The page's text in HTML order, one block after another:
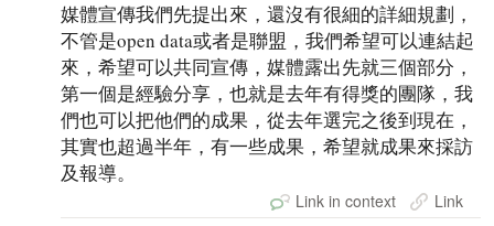
媒體宣傳我們先提出來，還沒有很細的詳細規劃，
不管是open data或者是聯盟，我們希望可以連結起
來，希望可以共同宣傳，媒體露出先就三個部分，
第一個是經驗分享，也就是去年有得獎的團隊，我
們也可以把他們的成果，從去年選完之後到現在，
其實也超過半年，有一些成果，希望就成果來採訪
及報導。
Link in context Link